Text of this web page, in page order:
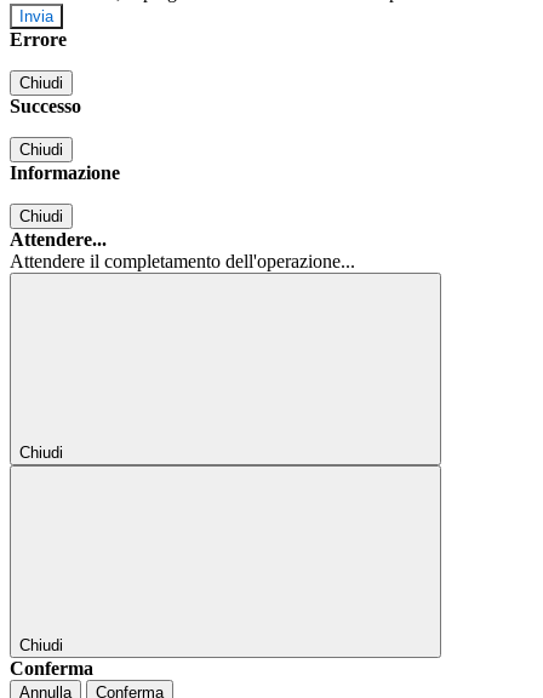
Errore
Chiudi
Successo
Chiudi
Informazione
Chiudi
Attendere...
Attendere il completamento dell'operazione...
Chiudi
Chiudi
Conferma
Annulla Conferma